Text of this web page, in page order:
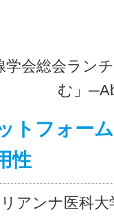
学会総会ラン
む」
トフォー
性
ンナ医科大